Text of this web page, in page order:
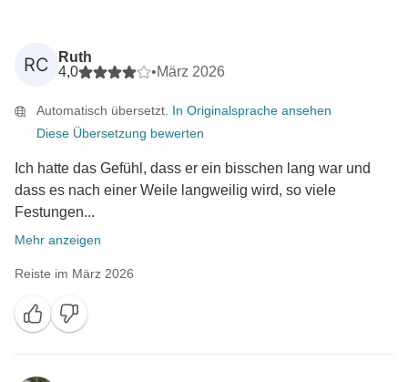
RC
Ruth
4,0
•März 2026
Automatisch übersetzt. In Originalsprache ansehen
Diese Übersetzung bewerten
Ich hatte das Gefühl, dass er ein bisschen lang war und
dass es nach einer Weile langweilig wird, so viele
Festungen...
Mehr anzeigen
Reiste im März 2026